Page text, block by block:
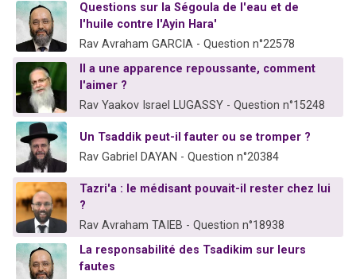
Questions sur la Ségoula de l'eau et de
l'huile contre l'Ayin Hara'
Rav Avraham GARCIA - Question n°22578
Il a une apparence repoussante, comment
l'aimer ?
Rav Yaakov Israel LUGASSY - Question n°15248
Un Tsaddik peut-il fauter ou se tromper ?
Rav Gabriel DAYAN - Question n°20384
Tazri'a : le médisant pouvait-il rester chez lui
?
Rav Avraham TAIEB - Question n°18938
La responsabilité des Tsadikim sur leurs
fautes